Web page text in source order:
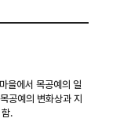
을에서 목공예의 일
공예의 변화상과 지
.